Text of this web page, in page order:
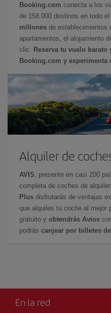
Booking.com conecta a los
de 158.000 destinos en todo
millones de establecimientos
apartamentos, el alojamiento
clic.
Reserva tu vuelo
Booking.com y experimenta
Alquiler de
AVIS , presente en casi 200
completa de coches de
Plus disfrutarás de ventajas
que alquiles tu coche al mejor
gratuito y obtendrás Avios
podrás canjear por billetes
En la red